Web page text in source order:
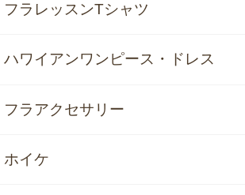
フラレッスンTシャツ
ハワイアンワンピース・ドレス
フラアクセサリー
ホイケ